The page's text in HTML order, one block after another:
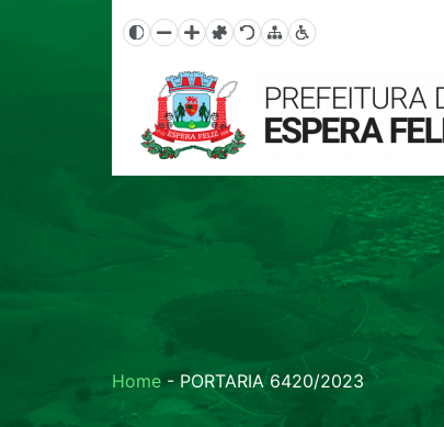
Home -PORTARIA 6420/2023